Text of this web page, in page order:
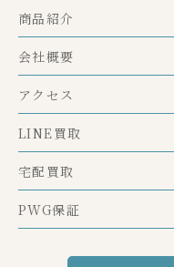
商品紹介
会社概要
アクセス
LINE買取
宅配買取
PWG保証